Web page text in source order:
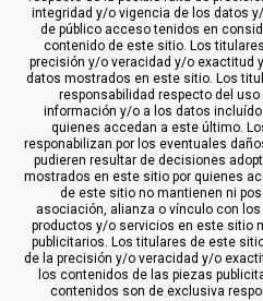
integridad y/o vigencia de los datos
de público acceso tenidos en
contenido de este sitio. Los
precisión y/o veracidad y/o exactitud
datos mostrados en este sitio. Los
responsabilidad respecto del uso
información y/o a los datos
quienes accedan a este último.
responabilizan por los eventuales
pudieren resultar de decisiones
mostrados en este sitio por quienes
de este sitio no mantienen ni
asociación, alianza o vínculo con
productos y/o servicios en este sitio
publicitarios. Los titulares de este
de la precisión y/o veracidad y/o
los contenidos de las piezas
contenidos son de exclusiva